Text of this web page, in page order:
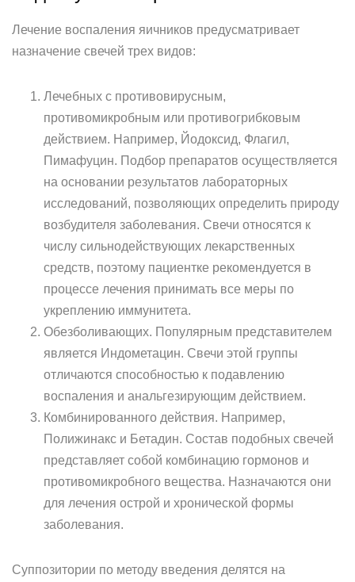
Лечение воспаления яичников предусматривает
назначение свечей трех видов:
Лечебных с противовирусным,
противомикробным или противогрибковым
действием. Например, Йодоксид, Флагил,
Пимафуцин. Подбор препаратов осуществляется
на основании результатов лабораторных
исследований, позволяющих определить природу
возбудителя заболевания. Свечи относятся к
числу сильнодействующих лекарственных
средств, поэтому пациентке рекомендуется в
процессе лечения принимать все меры по
укреплению иммунитета.
Обезболивающих. Популярным представителем
является Индометацин. Свечи этой группы
отличаются способностью к подавлению
воспаления и анальгезирующим действием.
Комбинированного действия. Например,
Полижинакс и Бетадин. Состав подобных свечей
представляет собой комбинацию гормонов и
противомикробного вещества. Назначаются они
для лечения острой и хронической формы
заболевания.
Суппозитории по методу введения делятся на